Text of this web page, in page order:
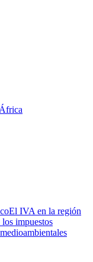
África
El IVA en la región
impuestos